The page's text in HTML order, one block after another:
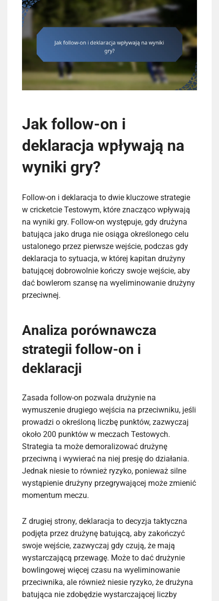
Jak follow-on i
deklaracja wpływają na
wyniki gry?
Follow-on i deklaracja to dwie kluczowe strategie
w cricketcie Testowym, które znacząco wpływają
na wyniki gry. Follow-on występuje, gdy drużyna
batująca jako druga nie osiąga określonego celu
ustalonego przez pierwsze wejście, podczas gdy
deklaracja to sytuacja, w której kapitan drużyny
batującej dobrowolnie kończy swoje wejście, aby
dać bowlerom szansę na wyeliminowanie drużyny
przeciwnej.
Analiza porównawcza
strategii follow-on i
deklaracji
Zasada follow-on pozwala drużynie na
wymuszenie drugiego wejścia na przeciwniku, jeśli
prowadzi o określoną liczbę punktów, zazwyczaj
około 200 punktów w meczach Testowych.
Strategia ta może demoralizować drużynę
przeciwną i wywierać na niej presję do działania.
Jednak niesie to również ryzyko, ponieważ silne
wystąpienie drużyny przegrywającej może zmienić
momentum meczu.
Z drugiej strony, deklaracja to decyzja taktyczna
podjęta przez drużynę batującą, aby zakończyć
swoje wejście, zazwyczaj gdy czują, że mają
wystarczającą przewagę. Może to dać drużynie
bowlingowej więcej czasu na wyeliminowanie
przeciwnika, ale również niesie ryzyko, że drużyna
batująca nie zdobędzie wystarczającej liczby